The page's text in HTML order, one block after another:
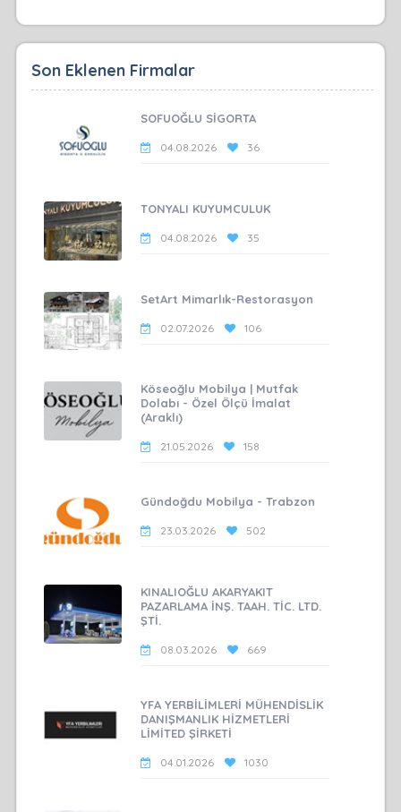
Son Eklenen Firmalar
SOFUOĞLU SİGORTA
04.08.2026 36
TONYALI KUYUMCULUK
04.08.2026 35
SetArt Mimarlık-Restorasyon
02.07.2026 106
Köseoğlu Mobilya | Mutfak
Dolabı - Özel Ölçü İmalat
(Araklı)
21.05.2026 158
Gündoğdu Mobilya - Trabzon
23.03.2026 502
KINALIOĞLU AKARYAKIT
PAZARLAMA İNŞ. TAAH. TİC. LTD.
ŞTİ.
08.03.2026 669
YFA YERBİLİMLERİ MÜHENDİSLİK
DANIŞMANLIK HİZMETLERİ
LİMİTED ŞİRKETİ
04.01.2026 1030